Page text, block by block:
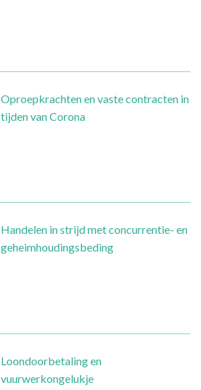
Oproepkrachten en vaste contracten in
tijden van Corona
Handelen in strijd met concurrentie- en
geheimhoudingsbeding
Loondoorbetaling en
vuurwerkongelukje